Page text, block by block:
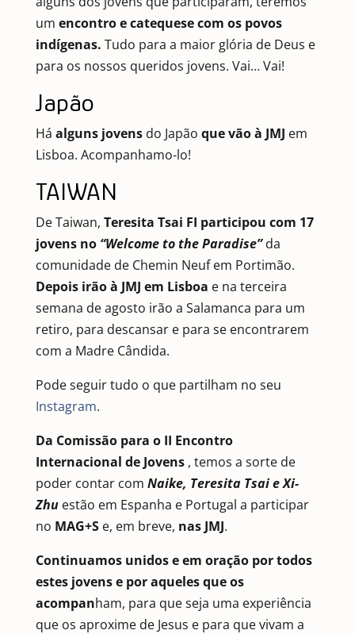
um encontro e catequese com os povos
indígenas. Tudo para a maior glória de Deus e
para os nossos queridos jovens. Vai… Vai!
Japão
Há alguns jovensdo Japão que vão à JMJ em
Lisboa. Acompanhamo-lo!
TAIWAN
De Taiwan, Teresita Tsai FI participou com 17
jovens no “Welcome to the Paradise”da
comunidade de Chemin Neuf em Portimão.
Depois irão à JMJ em Lisboa e na terceira
semana de agosto irão a Salamanca para um
retiro, para descansar e para se encontrarem
com a Madre Cândida.
Pode seguir tudo o que partilham no seu
Instagram.
Da Comissão para o II Encontro
Internacional de Jovens , temos a sorte de
poder contar com Naike, Teresita Tsai e Xi-
Zhu estão em Espanha e Portugal a participar
no MAG+S e, em breve, nas JMJ.
Continuamos unidos e em oração por todos
estes jovens e por aqueles que os
acompanham, para que seja uma experiência
que os aproxime de Jesus e para que vivam a